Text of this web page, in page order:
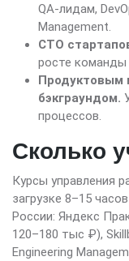
QA-лидам,
Management.
CTO
росте команды
Продуктовым
бэкграундом.
процессов.
Сколько
Курсы управления
загрузке 8–15
России: Яндекс
120–180 тыс ₽),
Engineering